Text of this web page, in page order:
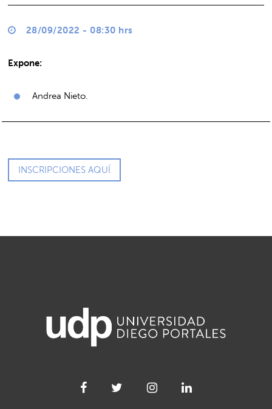
28/09/2022 - 08:30 hrs
Expone:
Andrea Nieto.
INSCRIPCIONES AQUÍ